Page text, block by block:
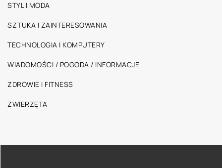
STYL I MODA
SZTUKA I ZAINTERESOWANIA
TECHNOLOGIA I KOMPUTERY
WIADOMOŚCI / POGODA / INFORMACJE
ZDROWIE I FITNESS
ZWIERZĘTA